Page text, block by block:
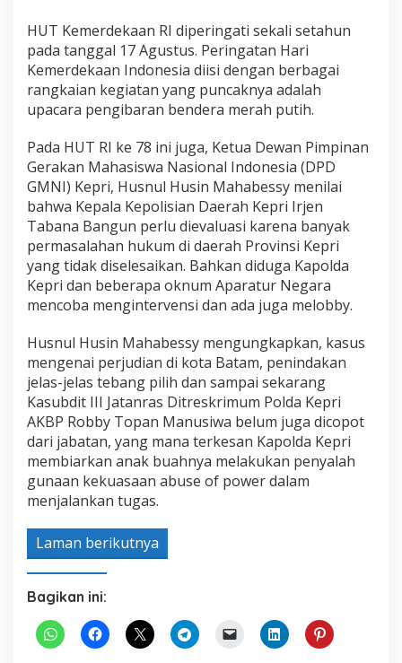
HUT Kemerdekaan RI diperingati sekali setahun
pada tanggal 17 Agustus. Peringatan Hari
Kemerdekaan Indonesia diisi dengan berbagai
rangkaian kegiatan yang puncaknya adalah
upacara pengibaran bendera merah putih.
Pada HUT RI ke 78 ini juga, Ketua Dewan Pimpinan
Gerakan Mahasiswa Nasional Indonesia (DPD
GMNI) Kepri, Husnul Husin Mahabessy menilai
bahwa Kepala Kepolisian Daerah Kepri Irjen
Tabana Bangun perlu dievaluasi karena banyak
permasalahan hukum di daerah Provinsi Kepri
yang tidak diselesaikan. Bahkan diduga Kapolda
Kepri dan beberapa oknum Aparatur Negara
mencoba mengintervensi dan ada juga melobby.
Husnul Husin Mahabessy mengungkapkan, kasus
mengenai perjudian di kota Batam, penindakan
jelas-jelas tebang pilih dan sampai sekarang
Kasubdit III Jatanras Ditreskrimum Polda Kepri
AKBP Robby Topan Manusiwa belum juga dicopot
dari jabatan, yang mana terkesan Kapolda Kepri
membiarkan anak buahnya melakukan penyalah
gunaan kekuasaan abuse of power dalam
menjalankan tugas.
Laman berikutnya
Bagikan ini: